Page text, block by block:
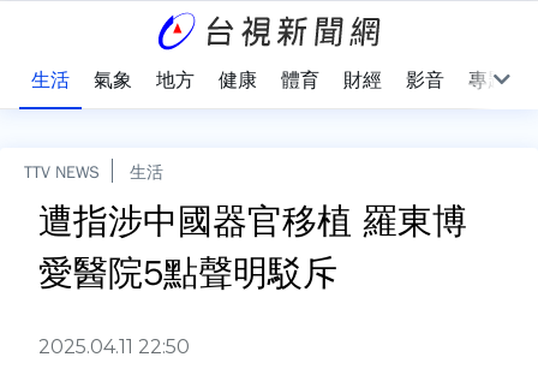
生活 氣象 地方 健康 體育 財經 影音 專題
TTV NEWS 生活
遭指涉中國器官移植 羅東博
愛醫院5點聲明駁斥
2025.04.11 22:50